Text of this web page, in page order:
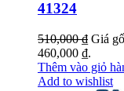
41324
510,000₫ Giá
460,000 ₫.
Thêm vào giỏ
Add to wishlist